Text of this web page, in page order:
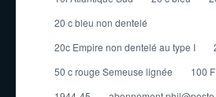
20 c bleu non dentelé
20c Empire non dentelé au type I
50 c rouge Semeuse lignée
100